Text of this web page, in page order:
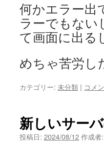
何かエラー出
ラーでもない
て画面に出る
めちゃ苦労し
カテゴリー: 未分類 | コメ
新しいサー
投稿日: 2024/08/12作成者: